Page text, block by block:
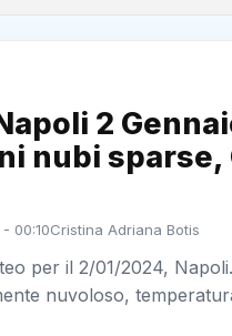
2
nubi sparse,
00:10Cristina Adriana Botis
per il 2/01/2024,
nuvoloso,